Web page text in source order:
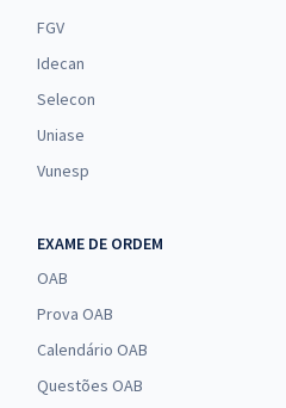
FGV
Idecan
Selecon
Uniase
Vunesp
EXAME DE ORDEM
OAB
Prova OAB
Calendário OAB
Questões OAB